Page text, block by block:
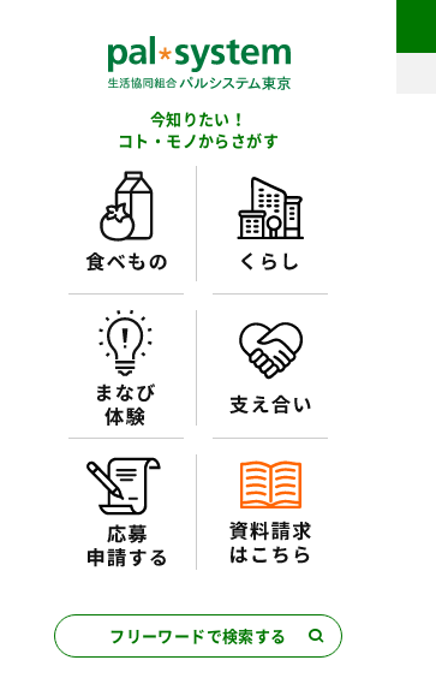
今知りたい！
コト・モノからさがす
フリーワードで検索する